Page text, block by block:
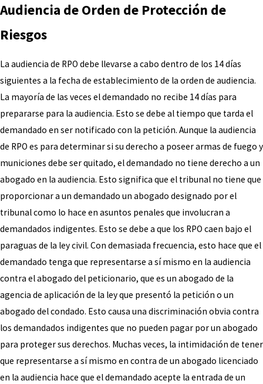
Audiencia de Orden de Protección de
Riesgos
La audiencia de RPO debe llevarse a cabo dentro de los 14 días
siguientes a la fecha de establecimiento de la orden de audiencia.
La mayoría de las veces el demandado no recibe 14 días para
prepararse para la audiencia. Esto se debe al tiempo que tarda el
demandado en ser notificado con la petición. Aunque la audiencia
de RPO es para determinar si su derecho a poseer armas de fuego y
municiones debe ser quitado, el demandado no tiene derecho a un
abogado en la audiencia. Esto significa que el tribunal no tiene que
proporcionar a un demandado un abogado designado por el
tribunal como lo hace en asuntos penales que involucran a
demandados indigentes. Esto se debe a que los RPO caen bajo el
paraguas de la ley civil. Con demasiada frecuencia, esto hace que el
demandado tenga que representarse a sí mismo en la audiencia
contra el abogado del peticionario, que es un abogado de la
agencia de aplicación de la ley que presentó la petición o un
abogado del condado. Esto causa una discriminación obvia contra
los demandados indigentes que no pueden pagar por un abogado
para proteger sus derechos. Muchas veces, la intimidación de tener
que representarse a sí mismo en contra de un abogado licenciado
en la audiencia hace que el demandado acepte la entrada de un